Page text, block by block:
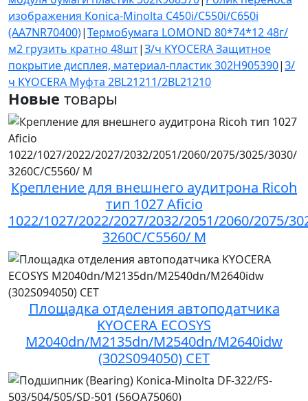
изображения Konica-Minolta C450i/С550i/C650i
(AA7NR70400)|Термобумага LOMOND 80*74*12 48г/
м2 грузить кратно 48шт|З/ч KYOCERA Защитное
покрытие дисплея, материал-пластик 302H905390|З/
ч KYOCERA Муфта 2BL21211/2BL21210
Новые товары
Крепление для внешнего аудитрона Ricoh
тип 1027 Aficio
1022/1027/2022/2027/2032/2051/2060/2075/
3260C/C5560/ M
Площадка отделения автоподатчика
KYOCERA ECOSYS
M2040dn/M2135dn/M2540dn/M2640idw
(302S094050) CET